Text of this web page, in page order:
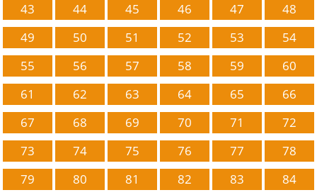
43
44 45 46 47
48
49
50 51 52 53
54
55
56 57 58 59
60
61
62 63 64 65
66
67
68 69 70 71
72
73
74 75 76 77
78
79
80 81 82 83
84